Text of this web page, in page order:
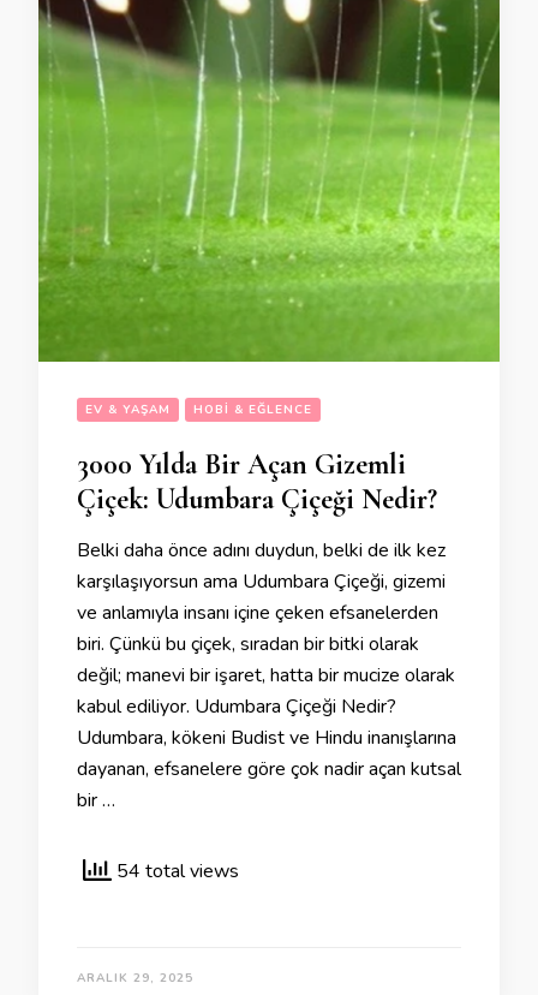
EV & YAŞAM HOBI & EĞLENCE
3000 Yılda Bir Açan Gizemli
Çiçek: Udumbara Çiçeği Nedir?
Belki daha önce adını duydun, belki de ilk kez
karşılaşıyorsun ama Udumbara Çiçeği, gizemi
ve anlamıyla insanı içine çeken efsanelerden
biri. Çünkü bu çiçek, sıradan bir bitki olarak
değil; manevi bir işaret, hatta bir mucize olarak
kabul ediliyor. Udumbara Çiçeği Nedir?
Udumbara, kökeni Budist ve Hindu inanışlarına
dayanan, efsanelere göre çok nadir açan kutsal
bir …
54 total views
ARALIK 29, 2025